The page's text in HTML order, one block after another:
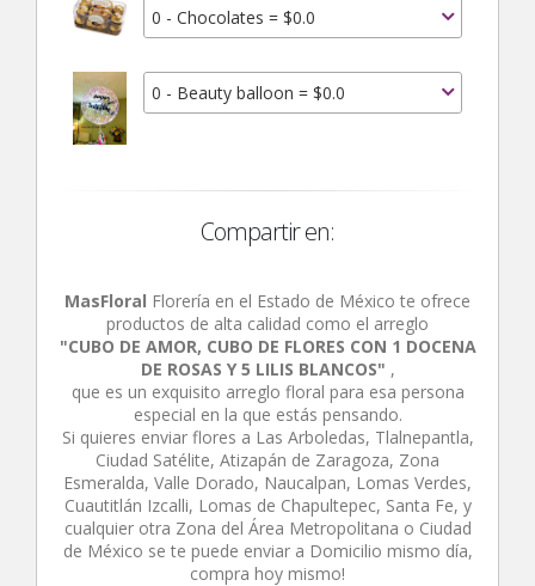
0 - Chocolates = $0.0
0 - Beauty balloon = $0.0
Compartir en:
MasFloral Florería en el Estado de México te ofrece
productos de alta calidad como el arreglo
"CUBO DE AMOR, CUBO DE FLORES CON 1 DOCENA
DE ROSAS Y 5 LILIS BLANCOS" ,
que es un exquisito arreglo floral para esa persona
especial en la que estás pensando.
Si quieres enviar flores a Las Arboledas, Tlalnepantla,
Ciudad Satélite, Atizapán de Zaragoza, Zona
Esmeralda, Valle Dorado, Naucalpan, Lomas Verdes,
Cuautitlán Izcalli, Lomas de Chapultepec, Santa Fe, y
cualquier otra Zona del Área Metropolitana o Ciudad
de México se te puede enviar a Domicilio mismo día,
compra hoy mismo!